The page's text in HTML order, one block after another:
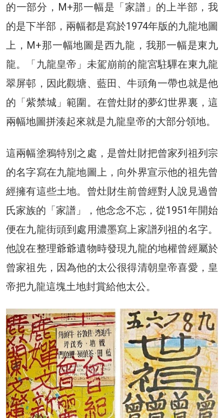
的一部分，M+那一幅是「家譜」的上半部，我
的是下半部，兩幅都是寫於1974年版的九龍地圖
上，M+那一幅地圖是西九龍，我那一幅是東九
龍。「九龍皇帝」未駕崩前的龍宮駐驆在東九龍
翠屏邨，因此觀塘、藍田、牛頭角一帶也就是他
的「紫禁城」範圍。在曾灶財的夢幻世界裏，這
兩幅地圖拼湊起來就是九龍皇帝的大部分領地。
這兩幅塗鴉特別之處，是曾灶財把曾家列祖列宗
的名字寫在九龍地圖上，向外界宣示他的祖先曾
經擁有這些土地。曾灶財生前曾經對人說見過曾
氏家族的「家譜」，他念念不忘，從1951年開始
便在九龍街頭到處用濃墨寫上家譜列祖的名字。
他說在整理爺爺遺物時發現九龍的地權曾經屬於
曾家祖先，因為他的太公很得清朝皇帝喜愛，皇
帝把九龍這塊土地封賞給他太公。